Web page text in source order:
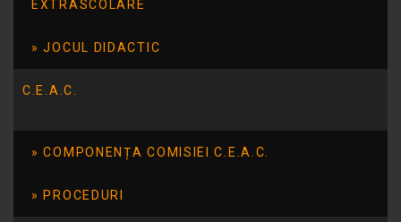
EXTRASCOLARE
JOCUL DIDACTIC
C.E.A.C.
COMPONENȚA COMISIEI C.E.A.C.
PROCEDURI